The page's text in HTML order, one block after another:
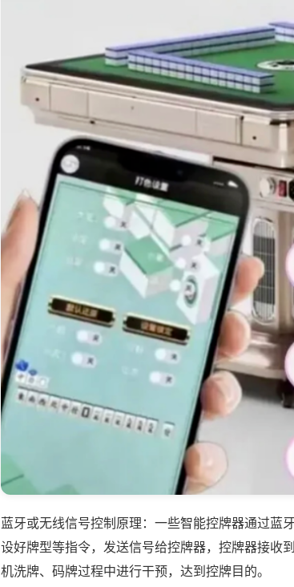
蓝牙或无线信号控制原理：一些智能控牌器通过蓝
设好牌型等指令，发送信号给控牌器，控牌器接收
机洗牌、码牌过程中进行干预，达到控牌目的。